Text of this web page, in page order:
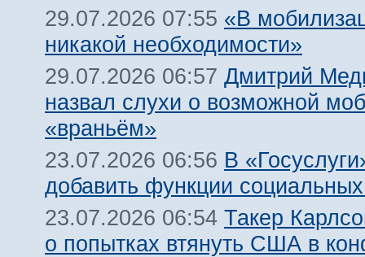
29.07.2026 07:55 «В
никакой необходимости»
29.07.2026 06:57 Дмитрий
назвал слухи о возможной
«враньём»
23.07.2026 06:56 В
добавить функции
23.07.2026 06:54 Такер
о попытках втянуть США в